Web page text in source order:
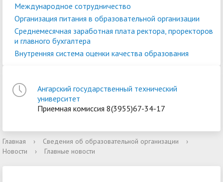
Международное сотрудничество
Организация питания в образовательной организации
Среднемесячная заработная плата ректора, проректоров
и главного бухгалтера
Внутренняя система оценки качества образования
Ангарский государственный технический
университет
Приемная комиссия 8(3955)67-34-17
Главная › Сведения об образовательной организации
›
Новости
› Главные новости